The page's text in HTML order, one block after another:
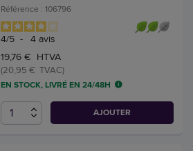
Référence : 106796
4/5 - 4 avis
19,76 € HTVA
(20,95 € TVAC)
EN STOCK, LIVRÉ EN 24/48H
AJOUTER